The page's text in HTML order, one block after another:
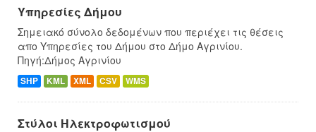
Υπηρεσίες Δήμου
Σημειακό σύνολο δεδομένων που περιέχει τις θέσεις
απο Υπηρεσίες του Δήμου στο Δήμο Αγρινίου.
Πηγή:Δήμος Αγρινίου
SHP KML XML CSV WMS
Στύλοι Ηλεκτροφωτισμού